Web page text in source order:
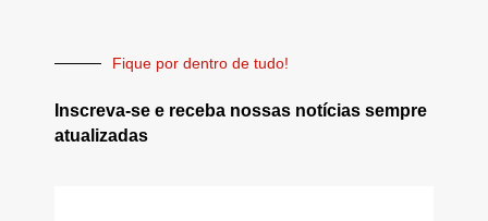
Fique por dentro de tudo!
Inscreva-se e receba nossas notícias sempre
atualizadas